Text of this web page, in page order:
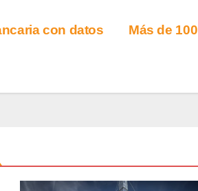
Más de
con datos